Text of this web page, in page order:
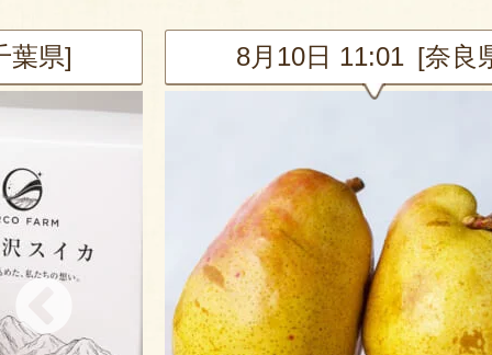
葉県] 8月10日 11:01 [奈良